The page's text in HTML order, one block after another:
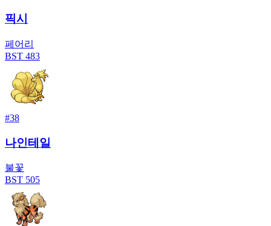
픽시
페어리
BST 483
#38
나인테일
불꽃
BST 505